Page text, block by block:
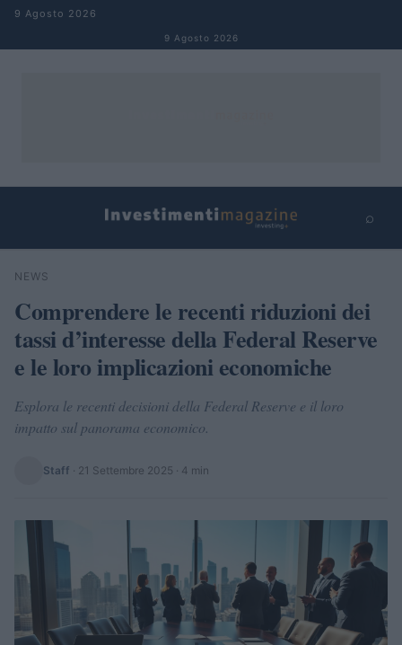
Salta al contenuto
9 Agosto 2026
9 Agosto 2026
⌕
Cerca
NEWS
Comprendere le recenti riduzioni dei
tassi d’interesse della Federal Reserve
e le loro implicazioni economiche
Esplora le recenti decisioni della Federal Reserve e il loro
impatto sul panorama economico.
Staff · 21 Settembre 2025 · 4 min